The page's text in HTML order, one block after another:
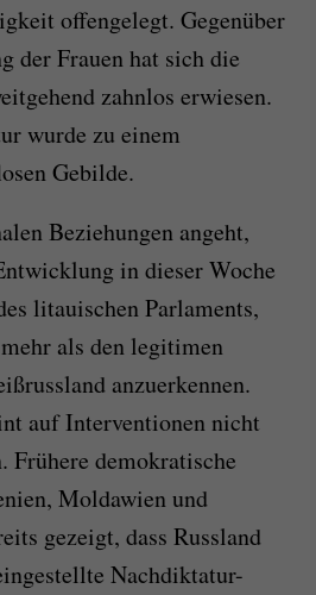
offengelegt. Gegenüber
der Frauen hat sich die
zahnlos erwiesen.
wurde zu einem
Gebilde.
Beziehungen angeht,
in dieser Woche
litauischen Parlaments,
als den legitimen
anzuerkennen.
auf Interventionen nicht
Frühere demokratische
Moldawien und
gezeigt, dass Russland
Nachdiktatur-